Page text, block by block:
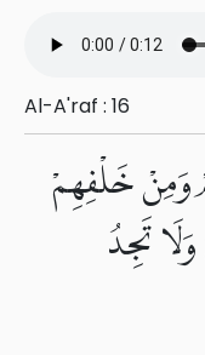
Al-A'raf : 16
وَمِنْ خَلْفِهِمْ
تَجِدُ